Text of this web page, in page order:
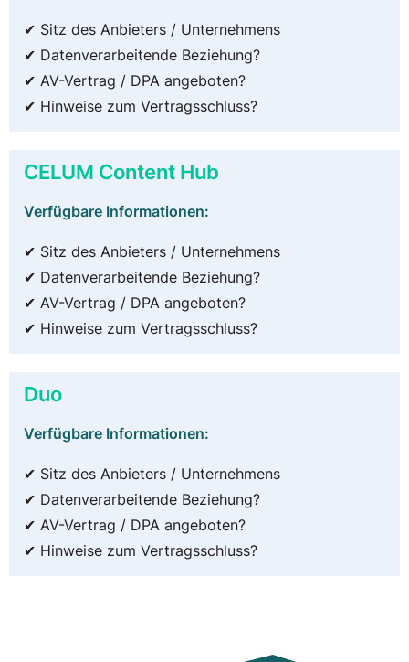
✔ Sitz des Anbieters / Unternehmens
✔ Datenverarbeitende Beziehung?
✔ AV-Vertrag / DPA angeboten?
✔ Hinweise zum Vertragsschluss?
CELUM Content Hub
Verfügbare Informationen:
✔ Sitz des Anbieters / Unternehmens
✔ Datenverarbeitende Beziehung?
✔ AV-Vertrag / DPA angeboten?
✔ Hinweise zum Vertragsschluss?
Duo
Verfügbare Informationen:
✔ Sitz des Anbieters / Unternehmens
✔ Datenverarbeitende Beziehung?
✔ AV-Vertrag / DPA angeboten?
✔ Hinweise zum Vertragsschluss?